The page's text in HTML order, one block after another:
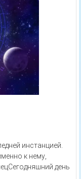
инстанцией.
к нему,
день